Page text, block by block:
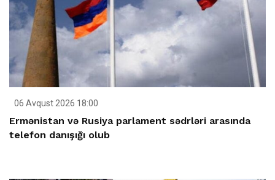
06 Avqust 2026 18:00
Ermənistan və Rusiya parlament sədrləri arasında
telefon danışığı olub